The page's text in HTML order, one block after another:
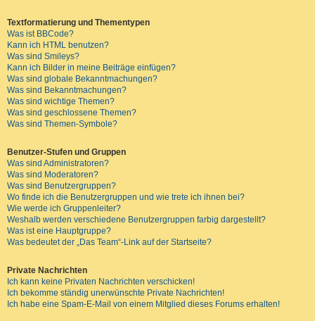
Textformatierung und Thementypen
Was ist BBCode?
Kann ich HTML benutzen?
Was sind Smileys?
Kann ich Bilder in meine Beiträge einfügen?
Was sind globale Bekanntmachungen?
Was sind Bekanntmachungen?
Was sind wichtige Themen?
Was sind geschlossene Themen?
Was sind Themen-Symbole?
Benutzer-Stufen und Gruppen
Was sind Administratoren?
Was sind Moderatoren?
Was sind Benutzergruppen?
Wo finde ich die Benutzergruppen und wie trete ich ihnen bei?
Wie werde ich Gruppenleiter?
Weshalb werden verschiedene Benutzergruppen farbig dargestellt?
Was ist eine Hauptgruppe?
Was bedeutet der „Das Team“-Link auf der Startseite?
Private Nachrichten
Ich kann keine Privaten Nachrichten verschicken!
Ich bekomme ständig unerwünschte Private Nachrichten!
Ich habe eine Spam-E-Mail von einem Mitglied dieses Forums erhalten!